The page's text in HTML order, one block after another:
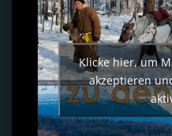
Klicke hier, um
akzeptieren